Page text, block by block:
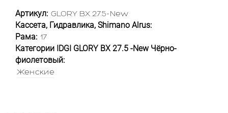
Артикул: GLORY BX 27.5-New
Кассета, Гидравлика, Shimano Alrus:
Рама: 17
Категории IDGI GLORY BX 27.5 -New Чёрно-
фиолетовый:
Женские